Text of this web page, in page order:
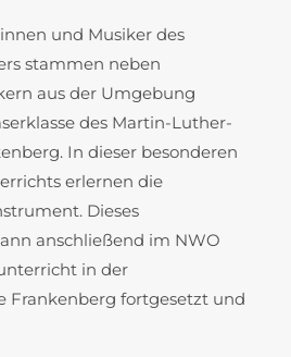
und Musiker des
stammen neben
aus der Umgebung
des Martin-Luther-
In dieser besonderen
erlernen die
Dieses
anschließend im NWO
in der
Frankenberg fortgesetzt und